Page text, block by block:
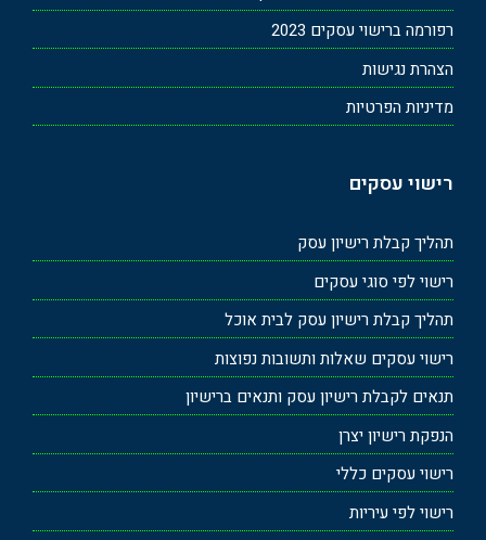
רפורמה ברישוי עסקים 2023
הצהרת נגישות
מדיניות הפרטיות
רישוי עסקים
תהליך קבלת רישיון עסק
רישוי לפי סוגי עסקים
תהליך קבלת רישיון עסק לבית אוכל
רישוי עסקים שאלות ותשובות נפוצות
תנאים לקבלת רישיון עסק ותנאים ברישיון
הנפקת רישיון יצרן
רישוי עסקים כללי
רישוי לפי עיריות